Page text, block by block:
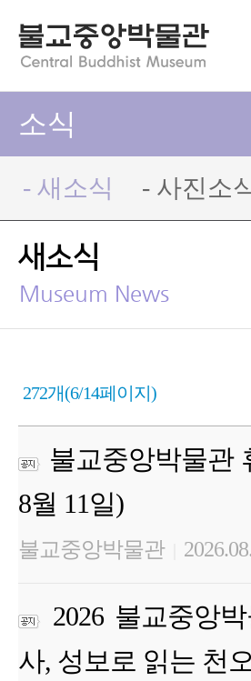
소식
- 새소식 - 사진소
새소식
Museum News
272개(6/14페이지)
불교중앙박물관
8월 11일)
불교중앙박물관
2026 불교중앙
사, 성보로 읽는 천